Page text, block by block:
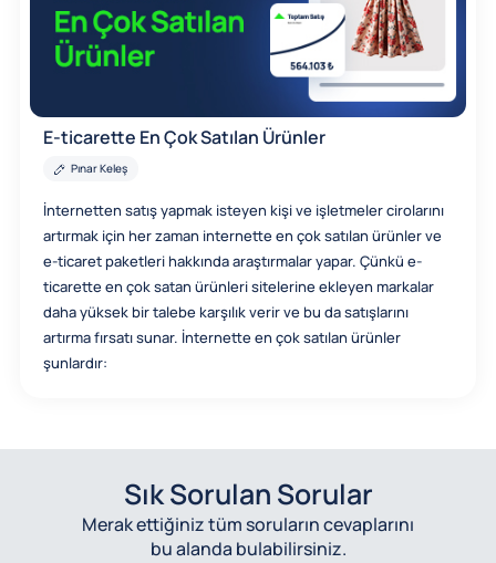
E-ticarette En Çok Satılan Ürünler
Pınar Keleş
İnternetten satış yapmak isteyen kişi ve işletmeler cirolarını
artırmak için her zaman internette en çok satılan ürünler ve
e-ticaret paketleri hakkında araştırmalar yapar. Çünkü e-
ticarette en çok satan ürünleri sitelerine ekleyen markalar
daha yüksek bir talebe karşılık verir ve bu da satışlarını
artırma fırsatı sunar. İnternette en çok satılan ürünler
şunlardır:
Sık Sorulan Sorular
Merak ettiğiniz tüm soruların cevaplarını
bu alanda bulabilirsiniz.